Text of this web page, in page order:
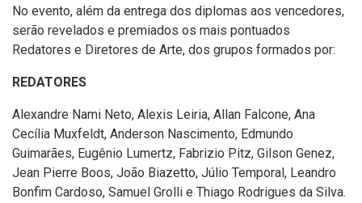
No evento, além da entrega dos diplomas aos vencedores,
serão revelados e premiados os mais pontuados
Redatores e Diretores de Arte, dos grupos formados por:
REDATORES
Alexandre Nami Neto, Alexis Leiria, Allan Falcone, Ana
Cecília Muxfeldt, Anderson Nascimento, Edmundo
Guimarães, Eugênio Lumertz, Fabrizio Pitz, Gilson Genez,
Jean Pierre Boos, João Biazetto, Júlio Temporal, Leandro
Bonfim Cardoso, Samuel Grolli e Thiago Rodrigues da Silva.